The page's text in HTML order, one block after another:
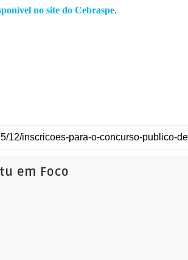
no site do Cebraspe.
em Foco